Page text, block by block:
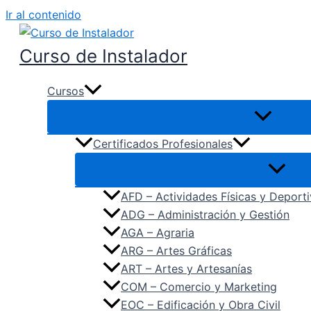
Ir al contenido
Curso de Instalador
Cursos
Certificados Profesionales
AFD – Actividades Físicas y
ADG – Administración y Gestión
AGA – Agraria
ARG – Artes Gráficas
ART – Artes y Artesanías
COM – Comercio y Marketing
EOC – Edificación y Obra Civil